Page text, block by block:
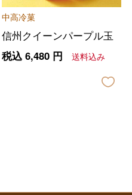
中高冷菓
信州クイーンパープル玉
税込 6,480円 送料込み
ョン
ンテリア
ッズ
祝い
祝い
し
日
元
日